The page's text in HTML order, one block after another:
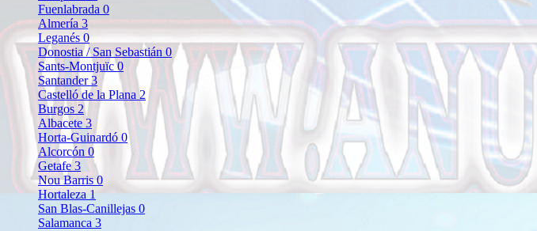
Fuenlabrada 0
Almería3
Leganés 0
Donostia / San Sebastián0
Sants-Montjuïc0
Santander3
Castelló de la Plana 2
Burgos 2
Albacete3
Horta-Guinardó 0
Alcorcón 0
Getafe3
Nou Barris0
Hortaleza1
San Blas-Canillejas 0
Salamanca 3